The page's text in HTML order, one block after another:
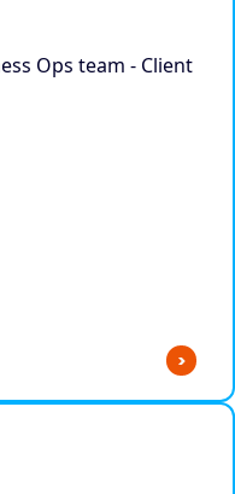
Ops team - Client
>